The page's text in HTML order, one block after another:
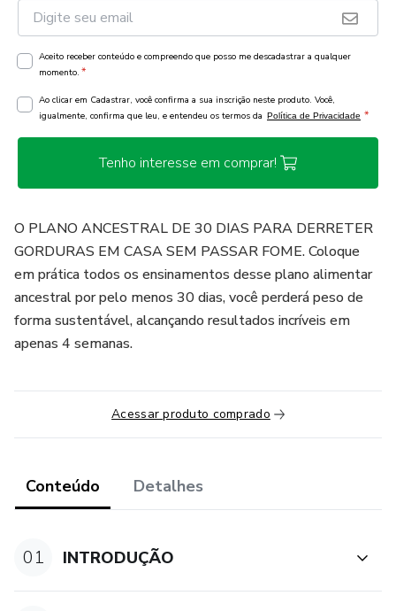
Aceito receber conteúdo e compreendo que posso me descadastrar a qualquer
momento. *
Ao clicar em Cadastrar, você confirma a sua inscrição neste produto. Você,
igualmente, confirma que leu, e entendeu os termos da Política de Privacidade *
Tenho interesse em comprar!
O PLANO ANCESTRAL DE 30 DIAS PARA DERRETER
GORDURAS EM CASA SEM PASSAR FOME. Coloque
em prática todos os ensinamentos desse plano alimentar
ancestral por pelo menos 30 dias, você perderá peso de
forma sustentável, alcançando resultados incríveis em
apenas 4 semanas.
Acessar produto comprado
Conteúdo Detalhes
01 INTRODUÇÃO